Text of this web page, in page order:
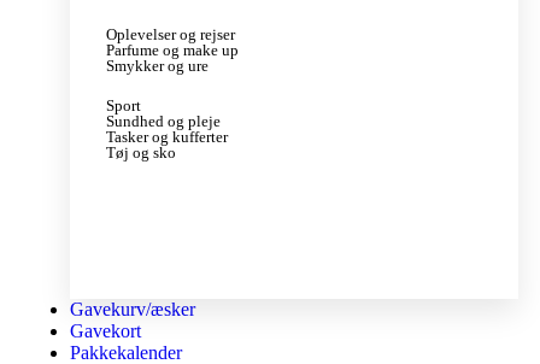
Oplevelser og rejser
Parfume og make up
Smykker og ure
Sport
Sundhed og pleje
Tasker og kufferter
Tøj og sko
Gavekurv/æsker
Gavekort
Pakkekalender